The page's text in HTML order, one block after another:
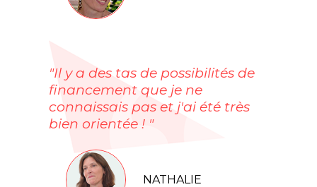
"Il y a des tas de possibilités de
financement que je ne
connaissais pas et j'ai été très
bien orientée ! "
NATHALIE